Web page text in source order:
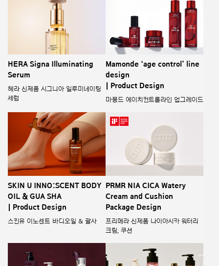
HERA Signa Illuminating
Serum
헤라 신제품 시그니아 일루미네이팅
세럼
Mamonde ‘age control’ line
design
| Product Design
마몽드 에이치컨트롤라인 업그레이드
SKIN U INNO:SCENT BODY
OIL & GUA SHA
| Product Design
스킨유 이노센트 바디오일 & 괄사
PRMR NIA CICA Watery
Cream and Cushion
Package Design
프리메라 신제품 나이아시카 워터리
크림, 쿠션